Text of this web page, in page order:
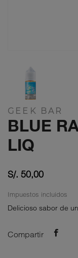
GEEK BAR
BLUE
LIQ
S/. 50,00
Impuestos incluidos
Delicioso sabor de
Compartir